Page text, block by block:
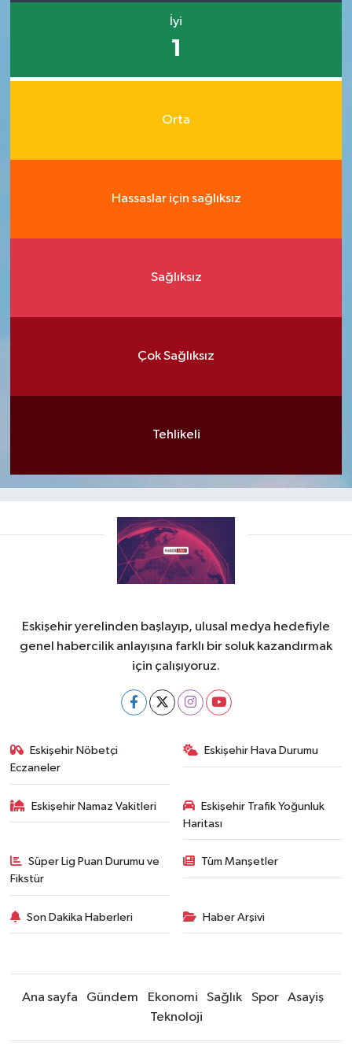
İyi
1
Orta
Hassaslar için sağlıksız
Sağlıksız
Çok Sağlıksız
Tehlikeli
Eskişehir yerelinden başlayıp, ulusal medya hedefiyle
genel habercilik anlayışına farklı bir soluk kazandırmak
için çalışıyoruz.
Eskişehir Nöbetçi
Eczaneler
Eskişehir Hava Durumu
Eskişehir Namaz Vakitleri
Eskişehir Trafik Yoğunluk
Haritası
Süper Lig Puan Durumu ve
Fikstür
Tüm Manşetler
Son Dakika Haberleri Haber Arşivi
Ana sayfa Gündem Ekonomi Sağlık Spor
Asayiş
Teknoloji